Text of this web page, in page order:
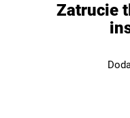
Zatrucie